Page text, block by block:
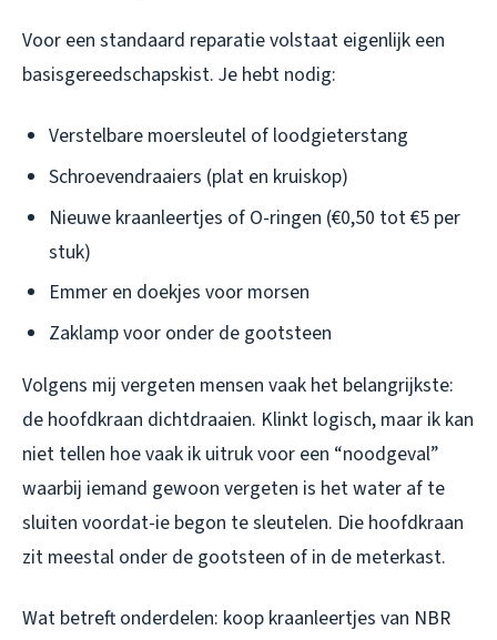
Voor een standaard reparatie volstaat eigenlijk een
basisgereedschapskist. Je hebt nodig:
Verstelbare moersleutel of loodgieterstang
Schroevendraaiers (plat en kruiskop)
Nieuwe kraanleertjes of O-ringen (€0,50 tot €5 per
stuk)
Emmer en doekjes voor morsen
Zaklamp voor onder de gootsteen
Volgens mij vergeten mensen vaak het belangrijkste:
de hoofdkraan dichtdraaien. Klinkt logisch, maar ik kan
niet tellen hoe vaak ik uitruk voor een “noodgeval”
waarbij iemand gewoon vergeten is het water af te
sluiten voordat-ie begon te sleutelen. Die hoofdkraan
zit meestal onder de gootsteen of in de meterkast.
Wat betreft onderdelen: koop kraanleertjes van NBR